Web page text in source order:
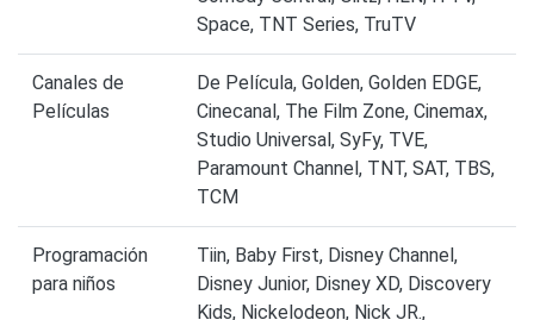
Space, TNT Series, TruTV
Canales de
Películas
De Película, Golden, Golden EDGE,
Cinecanal, The Film Zone, Cinemax,
Studio Universal, SyFy, TVE,
Paramount Channel, TNT, SAT, TBS,
TCM
Programación
para niños
Tiin, Baby First, Disney Channel,
Disney Junior, Disney XD, Discovery
Kids, Nickelodeon, Nick JR.,